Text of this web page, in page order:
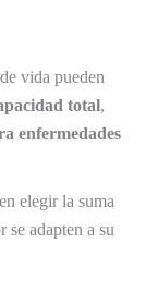
vida pueden
total,
enfermedades
elegir la suma
se adapten a su